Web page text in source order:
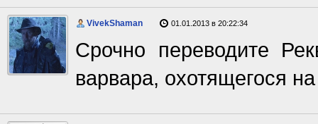
VivekShaman 01.01.2013 в 20:22:34
Срочно переводите
варвара, охотящегося